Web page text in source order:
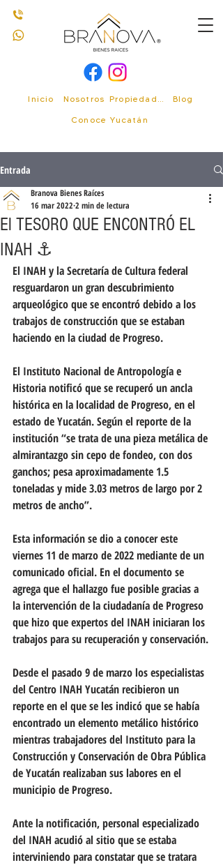
Inicio Nosotros
Blog
Conoce Yucatán
Entrada
El TESORO QUE ENCONTRÓ EL
INAH ⚓️
Branova Bienes Raíces
16 mar 2022 2 min de lectura
El INAH y la Secretaría de Cultura federal
resguardaron un gran descubrimiento
arqueológico que se encontró debido a los
trabajos de construcción que se estaban
haciendo en la ciudad de Progreso.
El Instituto Nacional de Antropología e
Historia notificó que se recuperó un ancla
histórica en la localidad de Progreso, en el
estado de Yucatán. Según el reporte de la
institución “se trata de una pieza metálica de
almirantazgo sin cepo de fondeo, con dos
ganchos; pesa aproximadamente 1.5
toneladas y mide 3.03 metros de largo por 2
metros de ancho”.
Esta información se dio a conocer este
viernes 11 de marzo de 2022 mediante de un
comunicado oficial. En el documento se
agrega que el hallazgo fue posible gracias a
la intervención de la ciudadanía de Progreso
que hizo que expertos del INAH iniciaran los
trabajos para su recuperación y conservación.
Desde el pasado 9 de marzo los especialistas
del Centro INAH Yucatán recibieron un
reporte en el que se les indicó que se había
encontrado un elemento metálico histórico
mientras trabajadores del Instituto para la
Construcción y Conservación de Obra Pública
de Yucatán realizaban sus labores en el
municipio de Progreso.
Ante la notificación, personal especializado
del INAH acudió al sitio que se estaba
interviniendo para constatar que se tratara